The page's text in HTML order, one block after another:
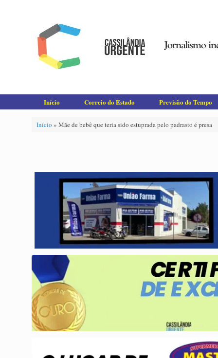
Início Correio do Estado Previsão do Tempo
Início » Mãe de bebê que teria sido estuprada pelo padrasto é presa